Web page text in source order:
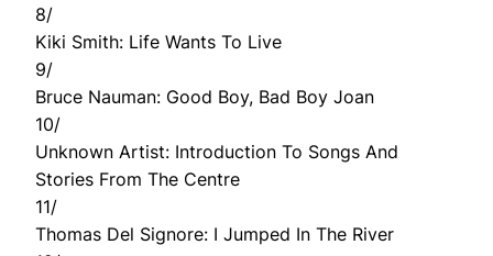
8/
Kiki Smith: Life Wants To Live
9/
Bruce Nauman: Good Boy, Bad Boy Joan
10/
Unknown Artist: Introduction To Songs And
Stories From The Centre
11/
Thomas Del Signore: I Jumped In The River